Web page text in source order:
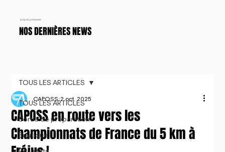
NOS DERNIÈRES NEWS
ACTUALITÉS & ÉVÉNEMENTS
TOUS LES ARTICLES
Sortie de préparation
Boutique
TOUS LES ARTICLES
CAPOSS en route vers les
Championnats de France du 5 km à
CAPOSS 2 oct. 2025